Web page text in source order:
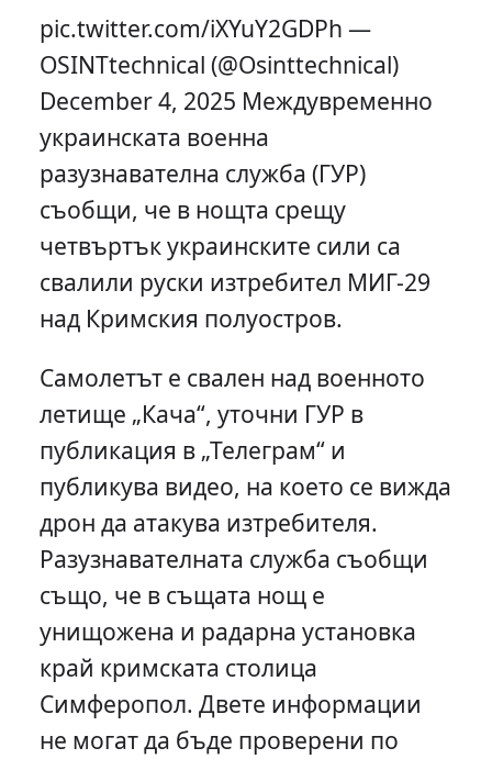
pic.twitter.com/iXYuY2GDPh —
OSINTtechnical (@Osinttechnical)
December 4, 2025 Междувременно
украинската военна
разузнавателна служба (ГУР)
съобщи, че в нощта срещу
четвъртък украинските сили са
свалили руски изтребител МИГ-29
над Кримския полуостров.
Самолетът е свален над военното
летище „Кача“, уточни ГУР в
публикация в „Телеграм“ и
публикува видео, на което се вижда
дрон да атакува изтребителя.
Разузнавателната служба съобщи
също, че в същата нощ е
унищожена и радарна установка
край кримската столица
Симферопол. Двете информации
не могат да бъде проверени по